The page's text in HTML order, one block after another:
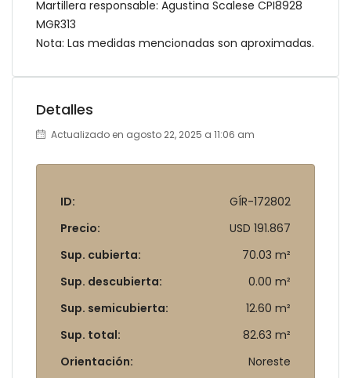
Martillera responsable: Agustina Scalese CPI8928
MGR313
Nota: Las medidas mencionadas son aproximadas.
Detalles
Actualizado en agosto 22, 2025 a 11:06 am
ID:
GÍR-172802
Precio:
USD 191.867
Sup. cubierta:
70.03 m²
Sup. descubierta:
0.00 m²
Sup. semicubierta:
12.60 m²
Sup. total:
82.63 m²
Orientación:
Noreste